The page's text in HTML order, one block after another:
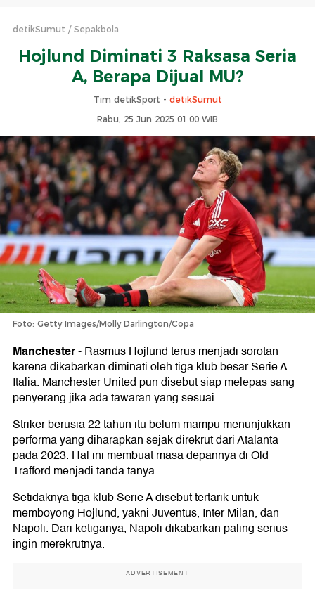
detikSumut Sepakbola
Hojlund Diminati 3 Raksasa Seria
A, Berapa Dijual MU?
Tim detikSport - detikSumut
Rabu, 25 Jun 2025 01:00 WIB
Foto: Getty Images/Molly Darlington/Copa
Manchester-Rasmus Hojlund terus menjadi sorotan
karena dikabarkan diminati oleh tiga klub besar Serie A
Italia. Manchester United pun disebut siap melepas sang
penyerang jika ada tawaran yang sesuai.
Striker berusia 22 tahun itu belum mampu menunjukkan
performa yang diharapkan sejak direkrut dari Atalanta
pada 2023. Hal ini membuat masa depannya di Old
Trafford menjadi tanda tanya.
Setidaknya tiga klub Serie A disebut tertarik untuk
memboyong Hojlund, yakni Juventus, Inter Milan, dan
Napoli. Dari ketiganya, Napoli dikabarkan paling serius
ingin merekrutnya.
ADVERTISEMENT